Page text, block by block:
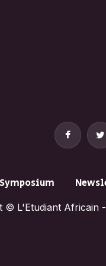
Symposium
© L'Etudiant Africain -